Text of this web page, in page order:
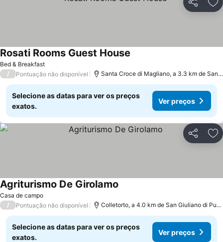
Partilhar
Bed & Breakfast
Rosati Rooms Guest House
/ Pontuação não disponível Santa Croce di Magliano, a 3.3 km de San Giuliano di Puglia
Selecione as datas para ver os preços
exatos.
Ver preços
Partilhar
Casa de campo
Agriturismo De Girolamo
/ Pontuação não disponível Colletorto, a 4.0 km de San Giuliano di Puglia
Selecione as datas para ver os preços
exatos.
Ver preços